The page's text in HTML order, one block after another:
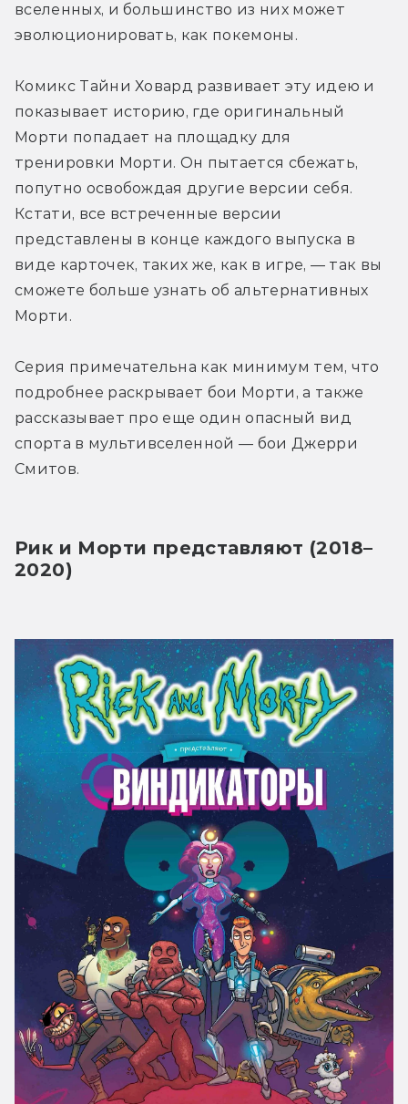
вселенных, и большинство из них может
эволюционировать, как покемоны.
Комикс Тайни Ховард развивает эту идею и
показывает историю, где оригинальный
Морти попадает на площадку для
тренировки Морти. Он пытается сбежать,
попутно освобождая другие версии себя.
Кстати, все встреченные версии
представлены в конце каждого выпуска в
виде карточек, таких же, как в игре, — так вы
сможете больше узнать об альтернативных
Морти.
Серия примечательна как минимум тем, что
подробнее раскрывает бои Морти, а также
рассказывает про еще один опасный вид
спорта в мультивселенной — бои Джерри
Смитов.
Рик и Морти представляют (2018–
2020)